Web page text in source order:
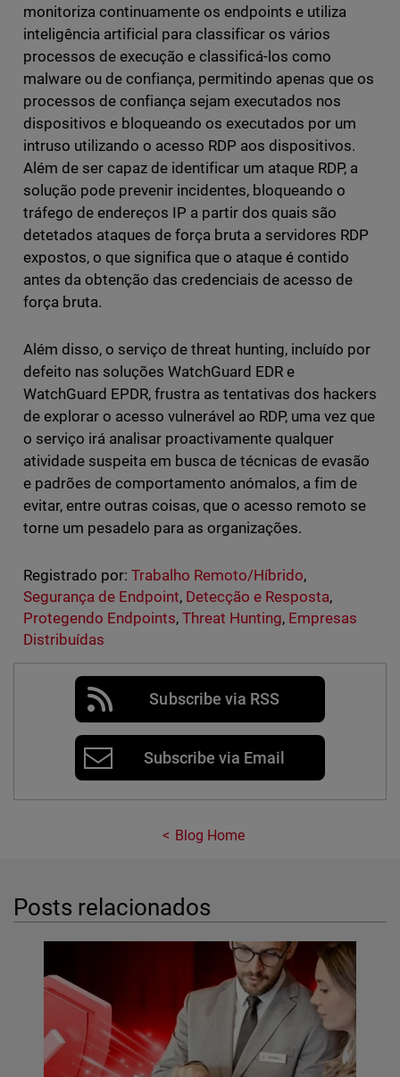
monitoriza continuamente os endpoints e utiliza
inteligência artificial para classificar os vários
processos de execução e classificá-los como
malware ou de confiança, permitindo apenas que os
processos de confiança sejam executados nos
dispositivos e bloqueando os executados por um
intruso utilizando o acesso RDP aos dispositivos.
Além de ser capaz de identificar um ataque RDP, a
solução pode prevenir incidentes, bloqueando o
tráfego de endereços IP a partir dos quais são
detetados ataques de força bruta a servidores RDP
expostos, o que significa que o ataque é contido
antes da obtenção das credenciais de acesso de
força bruta.
Além disso, o serviço de threat hunting, incluído por
defeito nas soluções WatchGuard EDR e
WatchGuard EPDR, frustra as tentativas dos hackers
de explorar o acesso vulnerável ao RDP, uma vez que
o serviço irá analisar proactivamente qualquer
atividade suspeita em busca de técnicas de evasão
e padrões de comportamento anómalos, a fim de
evitar, entre outras coisas, que o acesso remoto se
torne um pesadelo para as organizações.
Registrado por: Trabalho Remoto/Híbrido,
Segurança de Endpoint, Detecção e Resposta,
Protegendo Endpoints, Threat Hunting, Empresas
Distribuídas
Subscribe via RSS
Subscribe via Email
Blog Home
Posts relacionados